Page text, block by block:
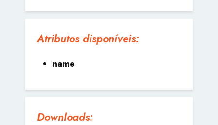
Atributos disponíveis:
name
Downloads: